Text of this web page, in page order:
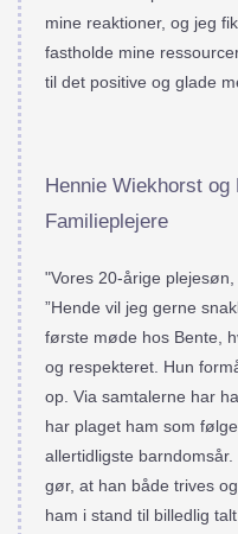
mine reaktioner, og jeg
fastholde mine
til det positive og glade
Hennie Wiekhorst og
Familieplejere
"Vores 20-årige
”Hende vil jeg gerne
første møde hos Bente,
og respekteret. Hun
op. Via samtalerne har
har plaget ham som
allertidligste
gør, at han både trives
ham i stand til billedlig